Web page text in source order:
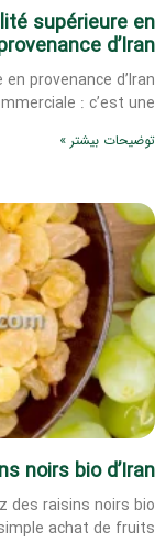
supérieure en
d’Iran
provenance d’Iran
: c’est une
توضیحات بیشتر »
noirs bio d’Iran
des raisins noirs bio
achat de fruits